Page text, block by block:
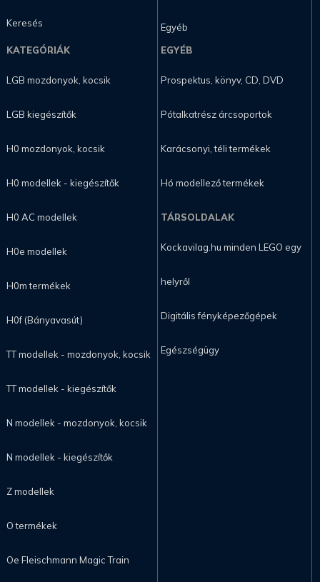
Keresés
Egyéb
KATEGÓRIÁK
LGB mozdonyok, kocsik
LGB kiegészítők
H0 mozdonyok, kocsik
H0 modellek - kiegészítők
H0 AC modellek
H0e modellek
H0m termékek
H0f (Bányavasút)
TT modellek - mozdonyok, kocsik
TT modellek - kiegészítők
N modellek - mozdonyok, kocsik
N modellek - kiegészítők
Z modellek
O termékek
Oe Fleischmann Magic Train
EGYÉB
Prospektus, könyv, CD, DVD
Pótalkatrész árcsoportok
Karácsonyi, téli termékek
Hó modellező termékek
TÁRSOLDALAK
Kockavilag.hu minden LEGO egy
helyről
Digitális fényképezőgépek
Egészségügy